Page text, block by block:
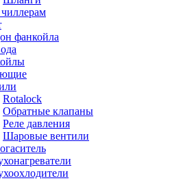
фанкойла
Rotalock
Обратные клапаны
Реле давления
Шаровые вентили